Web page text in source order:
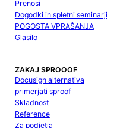
Prenosi
Dogodki in spletni seminarji
POGOSTA VPRAŠANJA
Glasilo
ZAKAJ SPROOOF
Docusign alternativa
primerjati sproof
Skladnost
Reference
Za podjetja